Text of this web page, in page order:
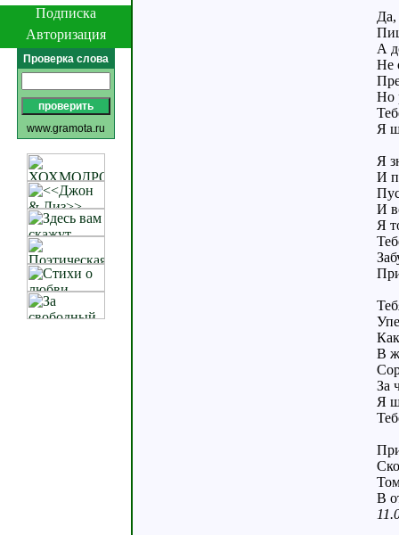
Подписка
Авторизация
Проверка слова
www.gramota.ru
Да,
А
Не
Но
Я
Я
И
И
Я
В
За
Я
В